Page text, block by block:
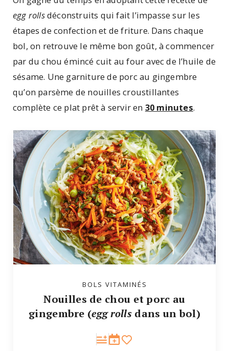
egg rollsdéconstruits qui fait l’impasse sur les
étapes de confection et de friture. Dans chaque
bol, on retrouve le même bon goût, à commencer
par du chou émincé cuit au four avec de l’huile de
sésame. Une garniture de porc au gingembre
qu’on parsème de nouilles croustillantes
complète ce plat prêt à servir en 30 minutes.
BOLS VITAMINÉS
Nouilles de chou et porc au
gingembre (egg rolls dans un bol)